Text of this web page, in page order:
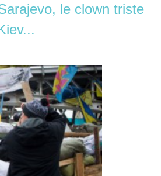
le clown triste